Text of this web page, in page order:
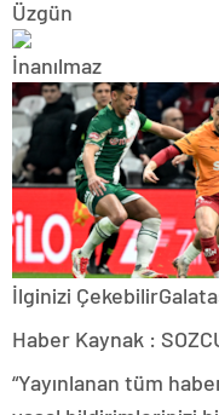
İlginizi Çekebilir
Haber Kaynak :
“Yayınlanan tüm